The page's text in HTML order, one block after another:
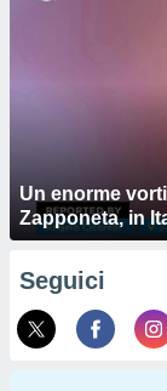
Un enorme
Zapponeta, in
Seguici